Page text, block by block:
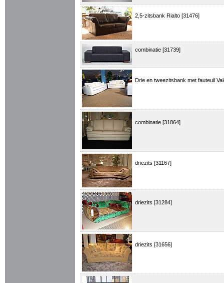
2,5-zitsbank Rialto [31476]
combinatie [31739]
Drie en tweezitsbank met fauteuil
combinatie [31864]
driezits [31167]
driezits [31284]
driezits [31656]